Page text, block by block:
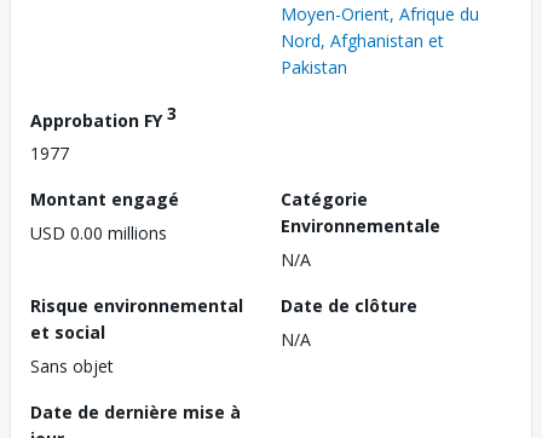
Moyen-Orient, Afrique du
Nord, Afghanistan et
Pakistan
Approbation FY3
1977
Montant engagé
USD 0.00 millions
Catégorie
Environnementale
N/A
Risque environnemental
et social
Sans objet
Date de clôture
N/A
Date de dernière mise à